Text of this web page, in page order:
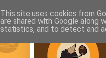
This site uses cookies from
are shared with Google along
statistics, and to detect and